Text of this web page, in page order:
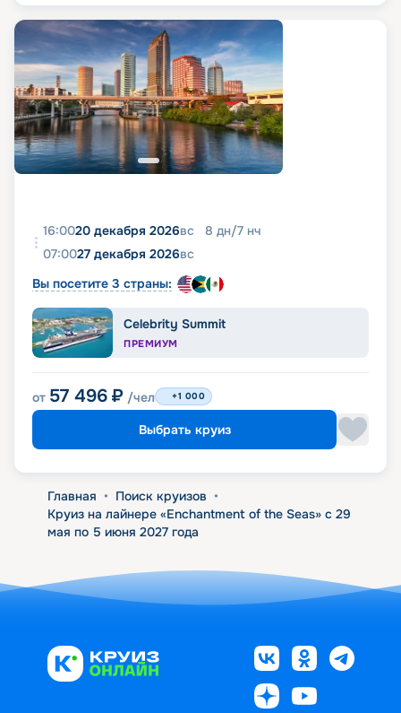
16:0020 декабря 2026вс 8 дн/7 нч
07:0027 декабря 2026вс
Вы посетите 3 страны:
Celebrity Summit
ПРЕМИУМ
от 57 496 ₽ /чел +1 000
Выбрать круиз
Главная • Поиск круизов •
Круиз на лайнере «Enchantment of the Seas» с 29
мая по 5 июня 2027 года